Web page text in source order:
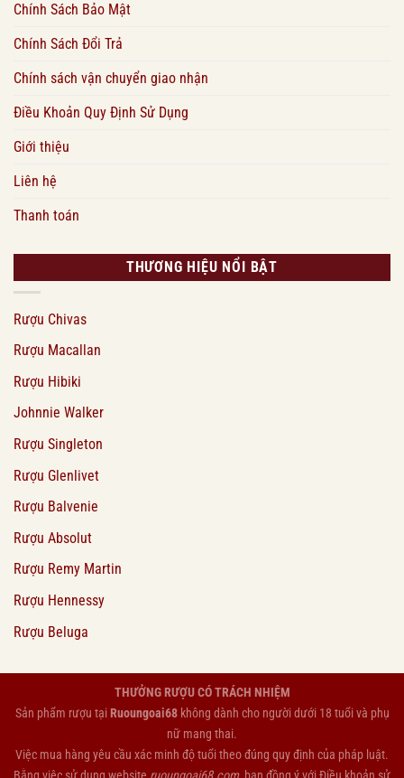
Chính Sách Bảo Mật
Chính Sách Đổi Trả
Chính sách vận chuyển giao nhận
Điều Khoản Quy Định Sử Dụng
Giới thiệu
Liên hệ
Thanh toán
THƯƠNG HIỆU NỔI BẬT
Rượu Chivas
Rượu Macallan
Rượu Hibiki
Johnnie Walker
Rượu Singleton
Rượu Glenlivet
Rượu Balvenie
Rượu Absolut
Rượu Remy Martin
Rượu Hennessy
Rượu Beluga
THƯỞNG RƯỢU CÓ TRÁCH NHIỆM
Sản phẩm rượu tạiRuoungoai68không dành cho người dưới 18 tuổi và phụ
nữ mang thai.
Việc mua hàng yêu cầu xác minh độ tuổi theo đúng quy định của pháp luật.